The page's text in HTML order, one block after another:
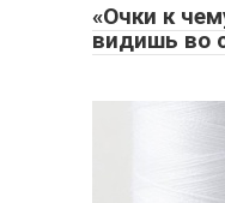
«Очки к
видишь во